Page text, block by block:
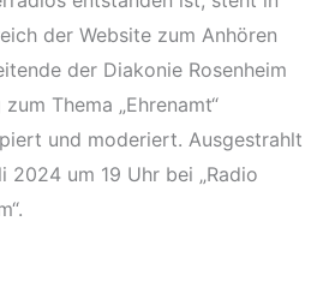
der Website zum Anhören
der Diakonie Rosenheim
Thema „Ehrenamt“
und moderiert. Ausgestrahlt
2024 um 19 Uhr bei „Radio